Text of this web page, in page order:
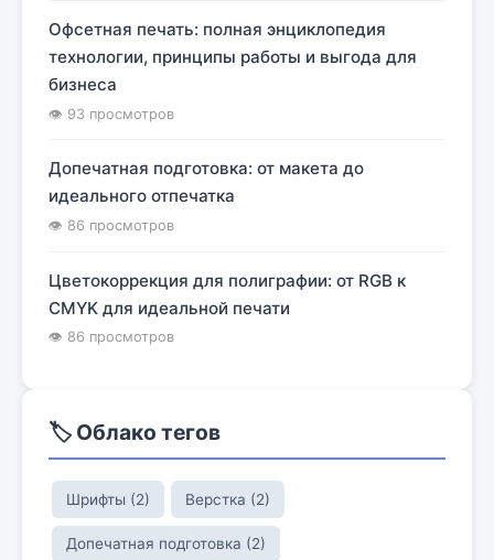
Офсетная печать: полная энциклопедия
технологии, принципы работы и выгода для
бизнеса
👁 93 просмотров
Допечатная подготовка: от макета до
идеального отпечатка
👁 86 просмотров
Цветокоррекция для полиграфии: от RGB к
CMYK для идеальной печати
👁 86 просмотров
🏷️ Облако тегов
Шрифты (2) Верстка (2)
Допечатная подготовка (2)